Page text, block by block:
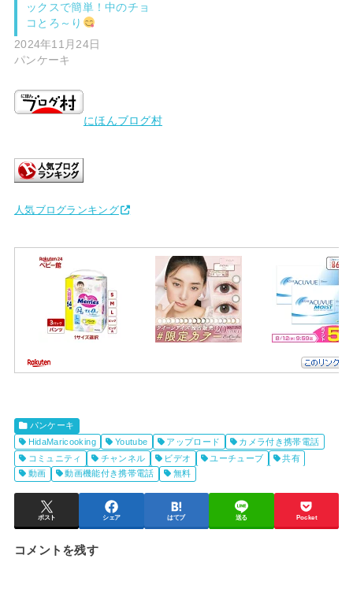
ックスで簡単！中のチョ
コとろ～り
2024年11月24日
パンケーキ
にほんブログ村
人気ブログランキング
パンケーキ
HidaMaricooking
Youtube アップロード
カメラ付き携帯電話
コミュニティ
チャンネル ビデオ ユーチューブ
共有
動画
動画機能付き携帯電話 無料
ポスト シェア はてブ 送る Pocket
コメントを残す